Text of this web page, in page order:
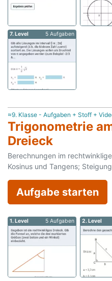
7. Level 5 Aufgaben
≈9. Klasse - Aufgaben + Stoff +
Trigonometrie
Dreieck
Berechnungen im
Kosinus und Tangens;
Aufgabe starten
1. Level 5 Aufgaben 2. Level